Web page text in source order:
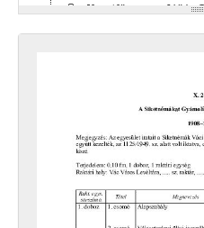
[fondfőcsoport] XV -
[fondfőcsoport] XVI - A
[fondfőcsoport] XXIV - AZ
[fondfőcsoport] XXIX -
[fondfőcsoport] XXX -
[fondfőcsoport] XXXVII - MEGYEI JOGÚ